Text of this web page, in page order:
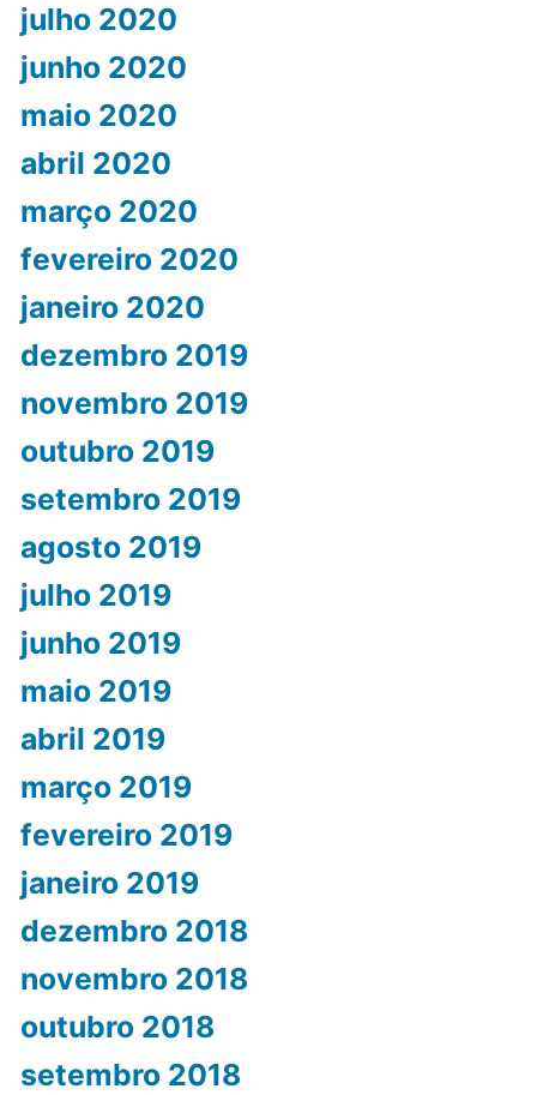
julho 2020
junho 2020
maio 2020
abril 2020
março 2020
fevereiro 2020
janeiro 2020
dezembro 2019
novembro 2019
outubro 2019
setembro 2019
agosto 2019
julho 2019
junho 2019
maio 2019
abril 2019
março 2019
fevereiro 2019
janeiro 2019
dezembro 2018
novembro 2018
outubro 2018
setembro 2018